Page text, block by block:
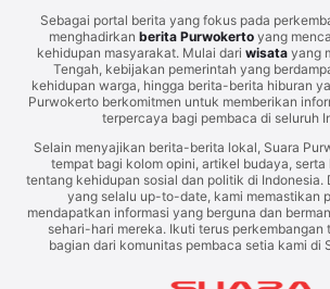
Sebagai portal berita yang fokus pada
menghadirkan berita Purwokertoyang
kehidupan masyarakat. Mulai dari wisata yang
Tengah, kebijakan pemerintah yang
kehidupan warga, hingga berita-berita hiburan
Purwokerto berkomitmen untuk memberikan
terpercaya bagi pembaca di seluruh
Selain menyajikan berita-berita lokal, Suara
tempat bagi kolom opini, artikel budaya, serta
tentang kehidupan sosial dan politik di Indonesia.
yang selalu up-to-date, kami memastikan
mendapatkan informasi yang berguna dan
sehari-hari mereka. Ikuti terus perkembangan
bagian dari komunitas pembaca setia kami di